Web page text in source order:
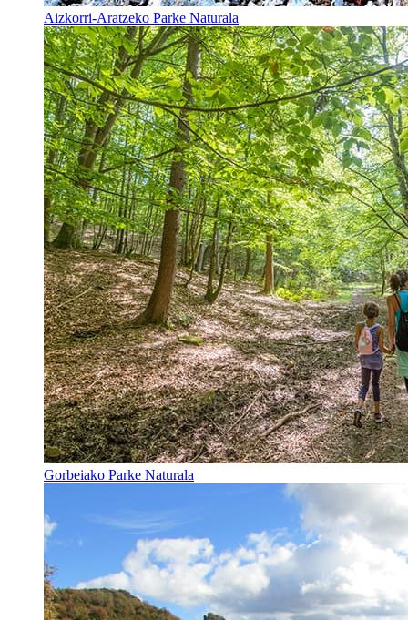
Aizkorri-Aratzeko Parke Naturala
Gorbeiako Parke Naturala